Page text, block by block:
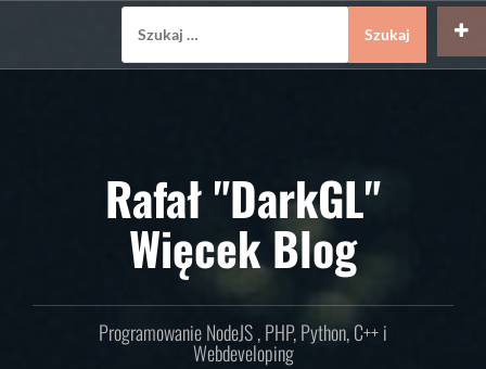
Rafał "DarkGL"
Więcek Blog
Programowanie NodeJS , PHP, Python, C++ i
Webdeveloping